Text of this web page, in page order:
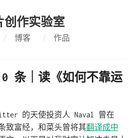
创作实验室
/ 博客 / 作品
条｜读《如何不靠运
的天使投资人 Naval 曾在
富经，和菜头曾将其翻译成中